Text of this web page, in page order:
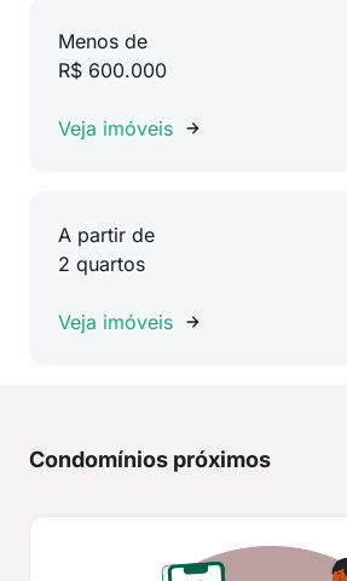
Menos de
R$ 600.000
Veja imóveis
A partir de
2 quartos
Veja imóveis
Condomínios próximos